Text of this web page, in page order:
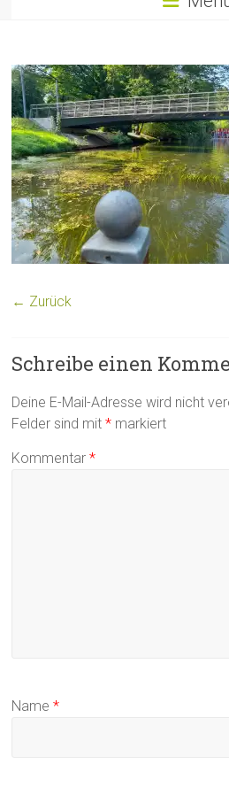
← Zurück
Schreibe einen
Deine E-Mail-Adresse wird nicht
Felder sind mit* markiert
Kommentar*
Name*